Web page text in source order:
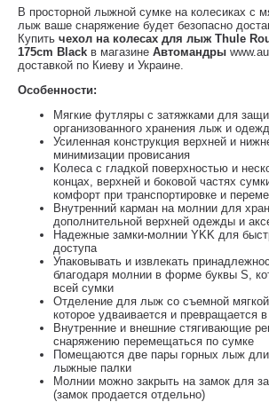
В просторной лыжной сумке на колесиках с
лыж ваше снаряжение будет безопасно
Купить чехол на колесах для лыж Thule
175cm Black в магазине Автомандры
доставкой по Киеву и Украине.
Особенности:
Мягкие футляры с затяжками для
организованного хранения лыж и
Усиленная конструкция верхней и
минимизации провисания
Колеса с гладкой поверхностью и
концах, верхней и боковой частях
комфорт при транспортировке и
Внутренний карман на молнии для
дополнительной верхней одежды и
Надежные замки-молнии YKK для
доступа
Упаковывать и извлекать
благодаря молнии в форме буквы S,
всей сумки
Отделение для лыж со съемной мягкой
которое удваивается и превращается
Внутренние и внешние стягивающие
снаряжению перемещаться по сумке
Помещаются две пары горных лыж
лыжные палки
Молнии можно закрыть на замок для
(замок продается отдельно)